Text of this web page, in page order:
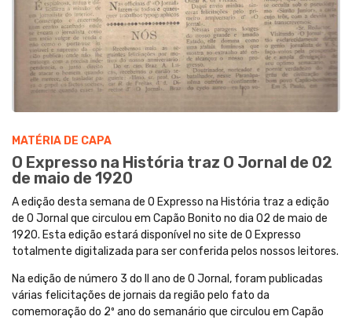
MATÉRIA DE CAPA
O Expresso na História traz O Jornal de 02
de maio de 1920
A edição desta semana de O Expresso na História traz a edição
de O Jornal que circulou em Capão Bonito no dia 02 de maio de
1920. Esta edição estará disponível no site de O Expresso
totalmente digitalizada para ser conferida pelos nossos leitores.
Na edição de número 3 do II ano de O Jornal, foram publicadas
várias felicitações de jornais da região pelo fato da
comemoração do 2º ano do semanário que circulou em Capão